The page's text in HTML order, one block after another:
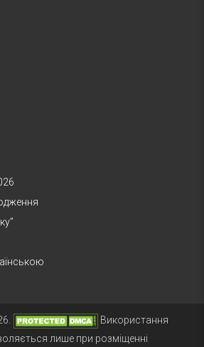
Використання
лише при розміщенні